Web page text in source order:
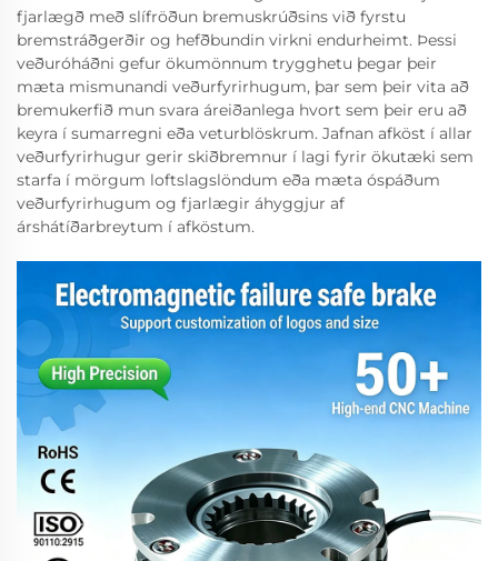
fjarlægð með slífröðun bremuskrúðsins við fyrstu
bremstráðgerðir og hefðbundin virkni endurheimt. Þessi
veðuróháðni gefur ökumönnum trygghetu þegar þeir
mæta mismunandi veðurfyrirhugum, þar sem þeir vita að
bremukerfið mun svara áreiðanlega hvort sem þeir eru að
keyra í sumarregni eða veturblöskrum. Jafnan afköst í allar
veðurfyrirhugur gerir skiðbremnur í lagi fyrir ökutæki sem
starfa í mörgum loftslagslöndum eða mæta óspáðum
veðurfyrirhugum og fjarlægir áhyggjur af
árshátíðarbreytum í afköstum.